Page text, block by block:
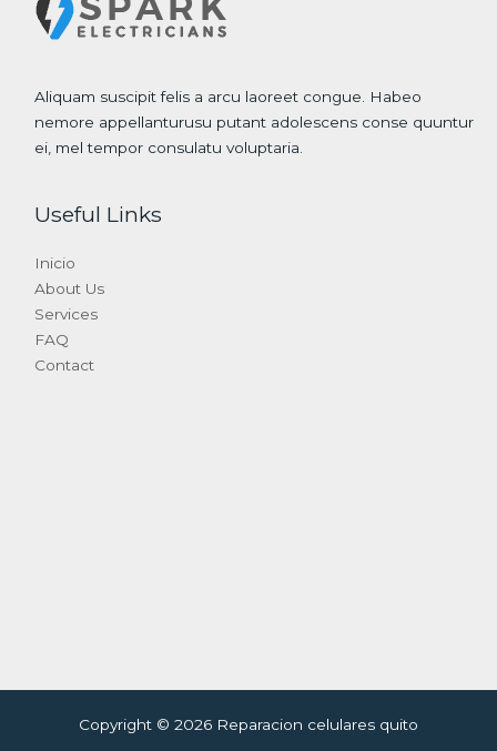
Aliquam suscipit felis a arcu laoreet congue. Habeo
nemore appellanturusu putant adolescens conse quuntur
ei, mel tempor consulatu voluptaria.
Useful Links
Inicio
About Us
Services
FAQ
Contact
Copyright © 2026 Reparacion celulares quito